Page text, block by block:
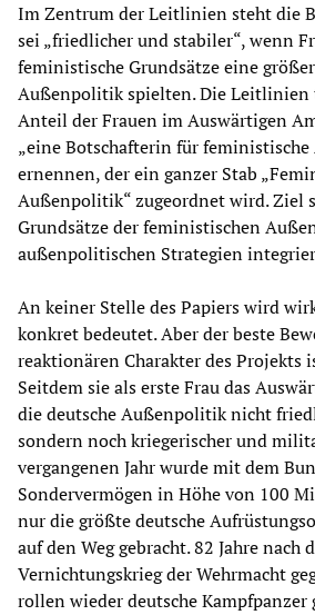
Im Zentrum der Leitlinien steht die
sei „friedlicher und stabiler“, wenn
feministische Grundsätze eine
Außenpolitik spielten. Die Leitlinien
Anteil der Frauen im Auswärtigen
„eine Botschafterin für
ernennen, der ein ganzer Stab
Außenpolitik“ zugeordnet wird. Ziel
Grundsätze der feministischen
außenpolitischen Strategien
An keiner Stelle des Papiers wird
konkret bedeutet. Aber der beste
reaktionären Charakter des Projekts
Seitdem sie als erste Frau das
die deutsche Außenpolitik nicht
sondern noch kriegerischer und
vergangenen Jahr wurde mit dem
Sondervermögen in Höhe von 100
nur die größte deutsche
auf den Weg gebracht. 82 Jahre nach
Vernichtungskrieg der Wehrmacht
rollen wieder deutsche Kampfpanzer